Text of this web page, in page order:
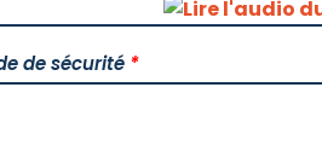
de sécurité *